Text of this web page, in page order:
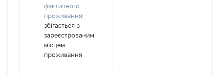
фактичного
проживання:
збігається з
зареєстрованим
місцем
проживання